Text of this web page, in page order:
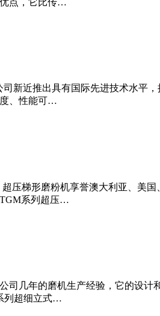
新近推出具有国际先进技术水平
、性能可…
压梯形磨粉机享誉澳大利亚、美
系列超压…
司几年的磨机生产经验，它的设
列超细立式…